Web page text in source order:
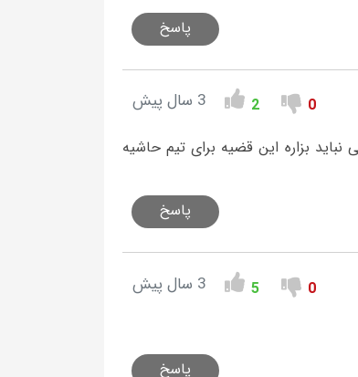
پاسخ
0
2 3 سال پیش
بزاره این قضیه برای تیم حاشیه
پاسخ
0
5 3 سال پیش
پاسخ